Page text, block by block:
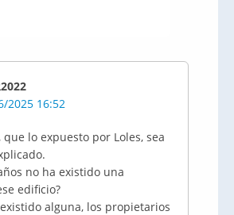
2025 16:52
lo expuesto por Loles, sea
no ha existido una
edificio?
alguna, los propietarios